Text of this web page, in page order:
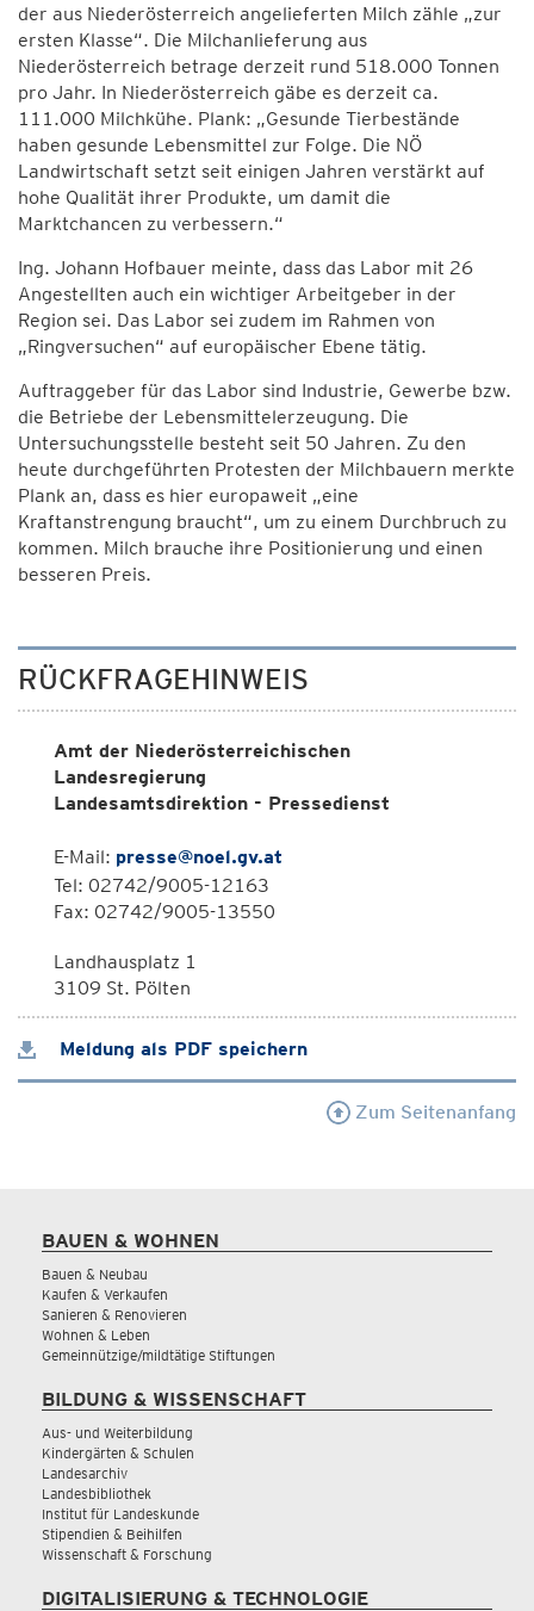
der aus Niederösterreich angelieferten Milch zähle „zur
ersten Klasse“. Die Milchanlieferung aus
Niederösterreich betrage derzeit rund 518.000 Tonnen
pro Jahr. In Niederösterreich gäbe es derzeit ca.
111.000 Milchkühe. Plank: „Gesunde Tierbestände
haben gesunde Lebensmittel zur Folge. Die NÖ
Landwirtschaft setzt seit einigen Jahren verstärkt auf
hohe Qualität ihrer Produkte, um damit die
Marktchancen zu verbessern.“
Ing. Johann Hofbauer meinte, dass das Labor mit 26
Angestellten auch ein wichtiger Arbeitgeber in der
Region sei. Das Labor sei zudem im Rahmen von
„Ringversuchen“ auf europäischer Ebene tätig.
Auftraggeber für das Labor sind Industrie, Gewerbe bzw.
die Betriebe der Lebensmittelerzeugung. Die
Untersuchungsstelle besteht seit 50 Jahren. Zu den
heute durchgeführten Protesten der Milchbauern merkte
Plank an, dass es hier europaweit „eine
Kraftanstrengung braucht“, um zu einem Durchbruch zu
kommen. Milch brauche ihre Positionierung und einen
besseren Preis.
RÜCKFRAGEHINWEIS
Amt der Niederösterreichischen
Landesregierung
Landesamtsdirektion - Pressedienst
E-Mail: presse@noel.gv.at
Tel: 02742/9005-12163
Fax: 02742/9005-13550
Landhausplatz 1
3109 St. Pölten
Meldung als PDF speichern
Zum Seitenanfang
BAUEN & WOHNEN
Bauen & Neubau
Kaufen & Verkaufen
Sanieren & Renovieren
Wohnen & Leben
Gemeinnützige/mildtätige Stiftungen
BILDUNG & WISSENSCHAFT
Aus- und Weiterbildung
Kindergärten & Schulen
Landesarchiv
Landesbibliothek
Institut für Landeskunde
Stipendien & Beihilfen
Wissenschaft & Forschung
DIGITALISIERUNG & TECHNOLOGIE